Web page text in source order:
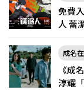
免費
人 蕾
限定
成名
《成
淳耀